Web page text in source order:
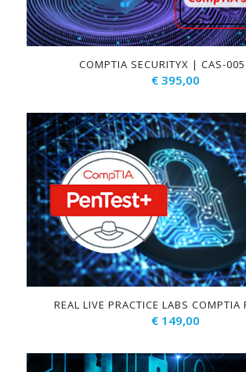
COMPTIA SECURITYX | CAS-
€395,00
REAL LIVE PRACTICE LABS COMPTIA
€149,00